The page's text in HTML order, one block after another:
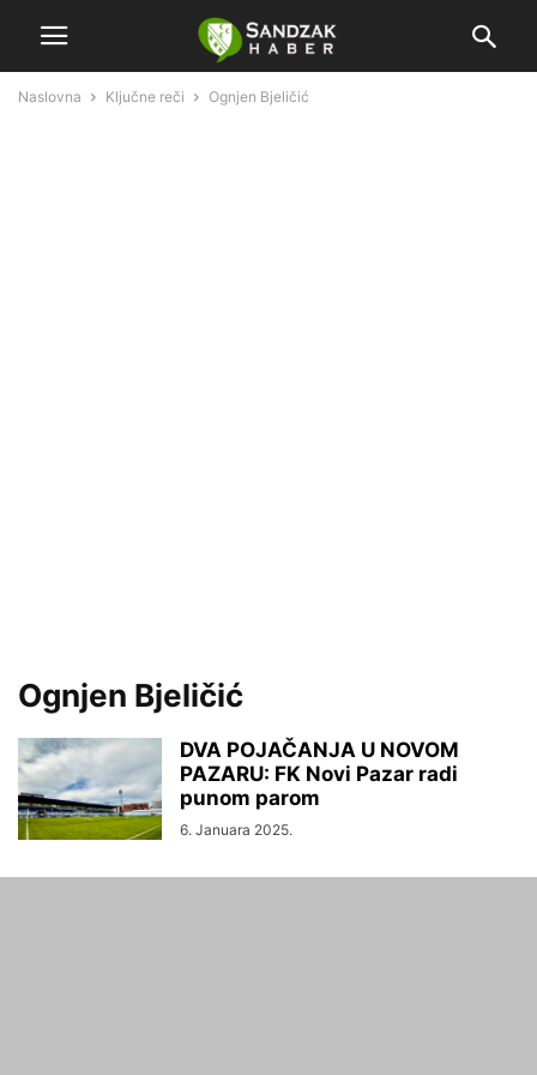
Naslovna Ključne reči Ognjen Bjeličić
Ognjen Bjeličić
DVA POJAČANJA U NOVOM
PAZARU: FK Novi Pazar radi
punom parom
6. Januara 2025.